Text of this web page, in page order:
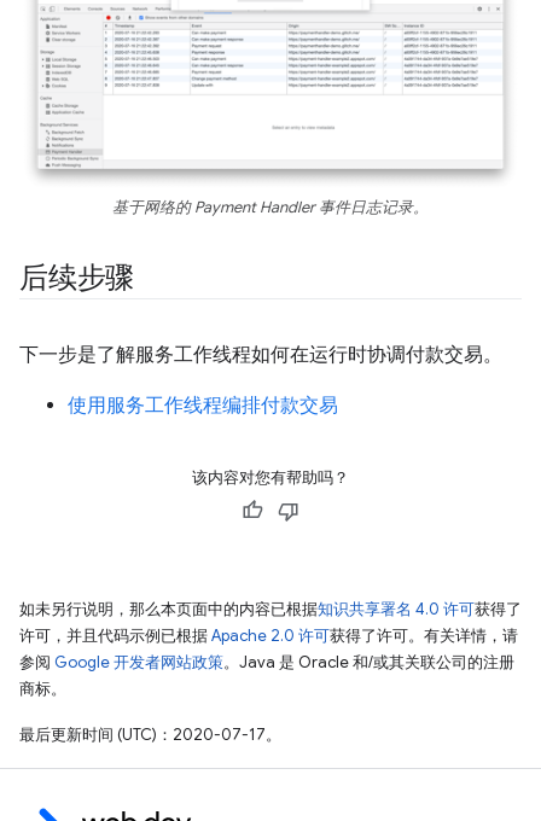
基于网络的 Payment Handler 事件日志记录。
后续步骤
下一步是了解服务工作线程如何在运行时协调付款交易。
使用服务工作线程编排付款交易
该内容对您有帮助吗？
如未另行说明，那么本页面中的内容已根据知识共享署名 4.0 许可获得了
许可，并且代码示例已根据Apache 2.0 许可获得了许可。有关详情，请
参阅 Google 开发者网站政策。Java 是 Oracle 和/或其关联公司的注册
商标。
最后更新时间 (UTC)：2020-07-17。